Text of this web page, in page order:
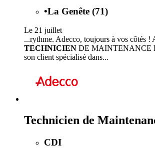
•La Genête (71)
Le 21 juillet
...rythme. Adecco, toujours à vos côtés !
TECHNICIEN DE MAINTENANCE
son client spécialisé dans...
Technicien de
CDI